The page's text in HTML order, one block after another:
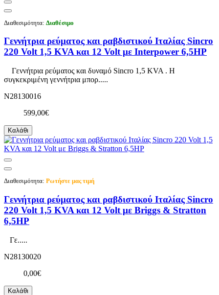
Διαθεσιμότητα: Διαθέσιμο
Γεννήτρια ρεύματος και ραβδιστικού Ιταλίας Sincro
220 Volt 1,5 KVA και 12 Volt με Interpower 6,5HP
Γεννήτρια ρεύματος και δυναμό Sincro 1,5 KVA . Η
συγκεκριμένη γεννήτρια μπορ.....
N28130016
599,00€
Καλάθι
Διαθεσιμότητα: Ρωτήστε μας τιμή
Γεννήτρια ρεύματος και ραβδιστικού Ιταλίας Sincro
220 Volt 1,5 KVA και 12 Volt με Briggs & Stratton
6,5HP
Γε.....
N28130020
0,00€
Καλάθι